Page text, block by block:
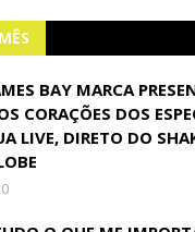
BAY MARCA
CORAÇÕES DOS
LIVE, DIRETO DO